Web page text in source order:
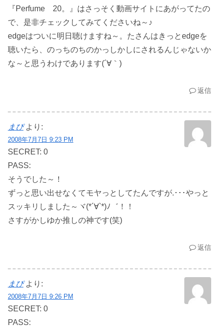
『Perfume 20。』はさっそく動画サイトにあがってたの
で、是非チェックしてみてくださいね～♪
edgeはついに明日聴けますね～。たさんはきっとedgeを
聴いたら、のっちのちのかっしかしにされるんじゃないか
な～と思うわけであります(´∀｀)
返信
まぴ より:
2008年7月7日 9:23 PM
SECRET: 0
PASS:
そうでした～！
ずっと思い出せなくてモヤっとしてたんですが.･･･やっと
スッキリしました～ヾ(*´∀`*)ﾉ゛！！
さすがかしゆか推しの神です(笑)
返信
まぴ より:
2008年7月7日 9:26 PM
SECRET: 0
PASS: